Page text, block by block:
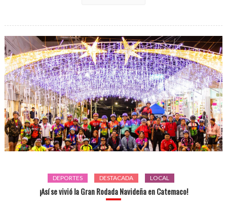
DEPORTES DESTACADA LOCAL
¡Así se vivió la Gran Rodada Navideña en Catemaco!